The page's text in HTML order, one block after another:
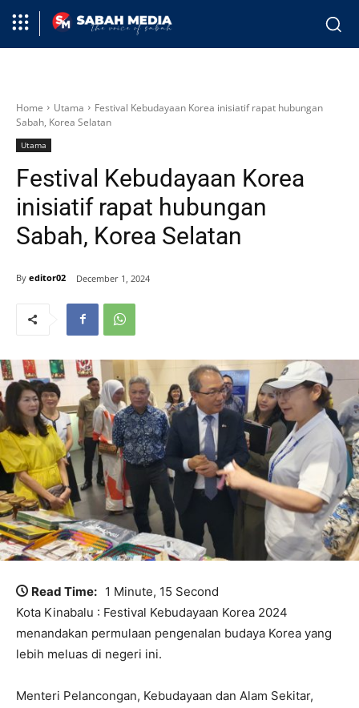
Home Utama
Festival Kebudayaan Korea inisiatif rapat hubungan
Sabah, Korea Selatan
Utama
Festival Kebudayaan Korea
inisiatif rapat hubungan
Sabah, Korea Selatan
By editor02 December 1, 2024
Read Time: 1 Minute, 15 Second
Kota Kinabalu : Festival Kebudayaan Korea 2024
menandakan permulaan pengenalan budaya Korea yang
lebih meluas di negeri ini.
Menteri Pelancongan, Kebudayaan dan Alam Sekitar,